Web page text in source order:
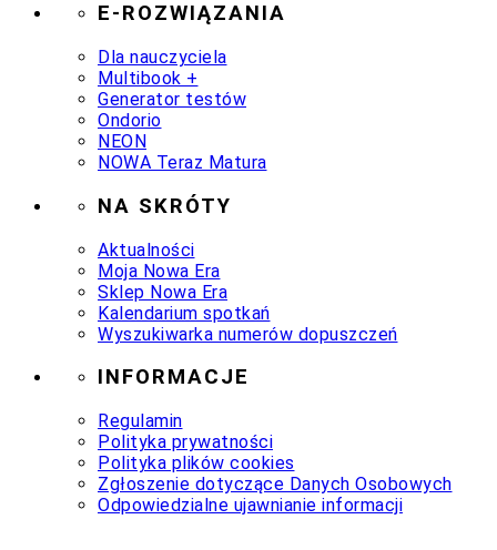
E-ROZWIĄZANIA
Dla nauczyciela
Multibook +
Generator testów
Ondorio
NEON
NOWA Teraz Matura
NA SKRÓTY
Aktualności
Moja Nowa Era
Sklep Nowa Era
Kalendarium spotkań
Wyszukiwarka numerów dopuszczeń
INFORMACJE
Regulamin
Polityka prywatności
Polityka plików cookies
Zgłoszenie dotyczące Danych Osobowych
Odpowiedzialne ujawnianie informacji